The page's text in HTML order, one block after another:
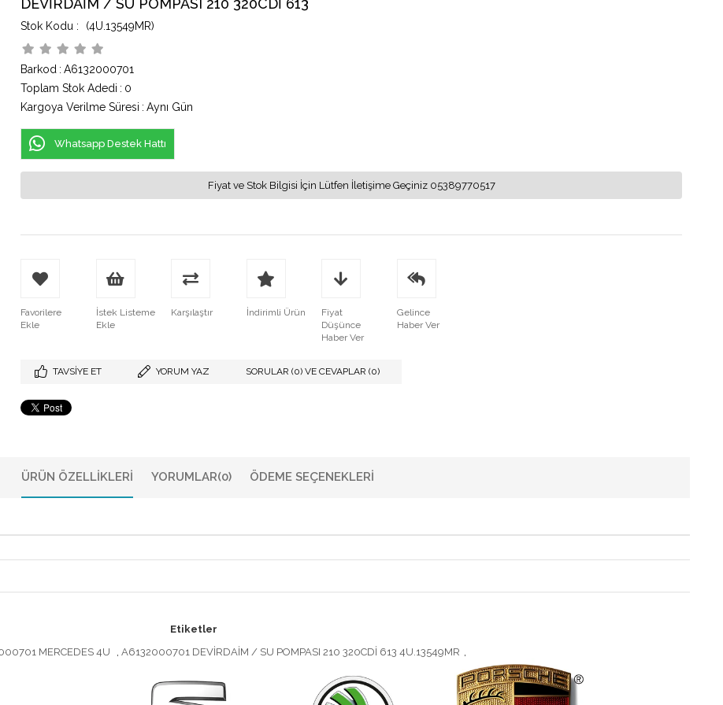
DEVİRDAİM / SU POMPASI 210 320CDİ 613
(4U.13549MR)
Barkod : A6132000701
Toplam Stok Adedi : 0
Kargoya Verilme Süresi : Aynı Gün
Whatsapp Destek Hattı
Fiyat ve Stok Bilgisi İçin Lütfen İletişime Geçiniz 05389770517
Favorilere
Ekle
İstek Listeme
Ekle
Karşılaştır İndirimli Ürün
Fiyat
Düşünce
Haber Ver
Gelince
Haber Ver
TAVSIYE ET YORUM YAZ SORULAR (0) VE CEVAPLAR (0)
ÜRÜN ÖZELLIKLERI YORUMLAR(0) ÖDEME SEÇENEKLERI
Etiketler
MERCEDES 4U
, A6132000701 DEVİRDAİM / SU POMPASI 210 320CDİ 613 4U.13549MR ,